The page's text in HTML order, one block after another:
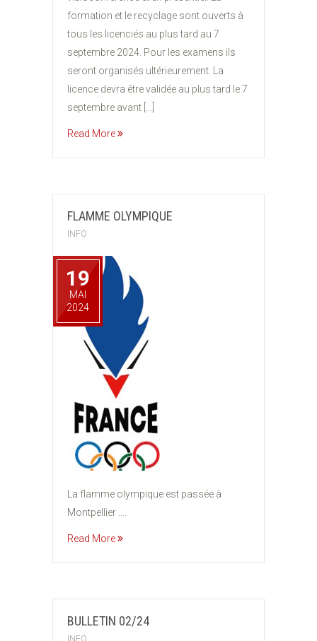
formation et le recyclage sont ouverts à
tous les licenciés au plus tard au 7
septembre 2024. Pour les examens ils
seront organisés ultérieurement. La
licence devra être validée au plus tard le 7
septembre avant […]
Read More
FLAMME OLYMPIQUE
INFO
19
MAI
2024
La flamme olympique est passée à
Montpellier ….
Read More
BULLETIN 02/24
INFO